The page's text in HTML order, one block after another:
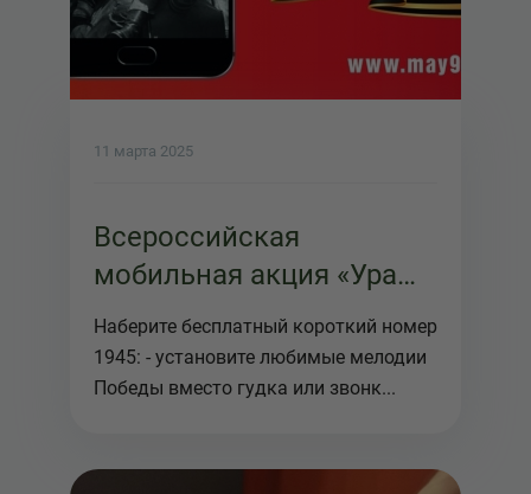
11 марта 2025
Всероссийская
мобильная акция «Ура
Победе!»
Наберите бесплатный короткий номер
1945: - установите любимые мелодии
Победы вместо гудка или звонк...